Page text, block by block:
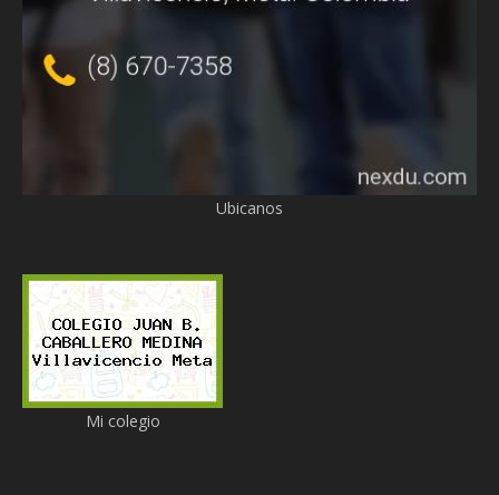
Ubicanos
Mi colegio